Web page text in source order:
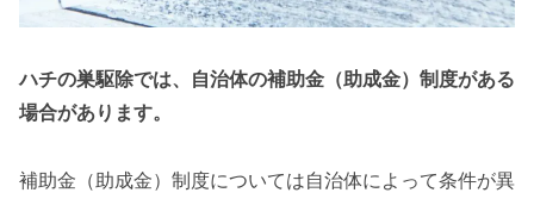
ハチの巣駆除では、自治体の補助金（助成金）制度がある
場合があります。
補助金（助成金）制度については自治体によって条件が異